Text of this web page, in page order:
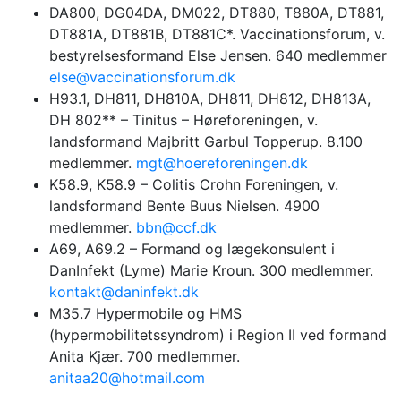
DA800, DG04DA, DM022, DT880, T880A, DT881,
DT881A, DT881B, DT881C*. Vaccinationsforum, v.
bestyrelsesformand Else Jensen. 640 medlemmer
else@vaccinationsforum.dk
H93.1, DH811, DH810A, DH811, DH812, DH813A,
DH 802** – Tinitus – Høreforeningen, v.
landsformand Majbritt Garbul Topperup. 8.100
medlemmer. mgt@hoereforeningen.dk
K58.9, K58.9 – Colitis Crohn Foreningen, v.
landsformand Bente Buus Nielsen. 4900
medlemmer. bbn@ccf.dk
A69, A69.2 – Formand og lægekonsulent i
DanInfekt (Lyme) Marie Kroun. 300 medlemmer.
kontakt@daninfekt.dk
M35.7 Hypermobile og HMS
(hypermobilitetssyndrom) i Region II ved formand
Anita Kjær. 700 medlemmer.
anitaa20@hotmail.com